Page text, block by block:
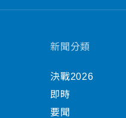
新聞分類
決戰2026
即時
要聞